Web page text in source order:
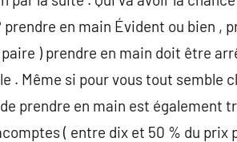
en main Évident ou bien ,
) prendre en main doit être
. Même si pour vous tout semble
prendre en main est également
( entre dix et 50 % du prix